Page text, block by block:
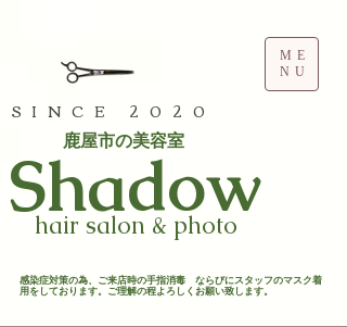
SINCE 2020
​Shadow
hair salon & photo
ME
NU
鹿屋市の美容室
​感染症対策の為、ご来店時の手指消毒 ならびにスタッフのマスク着
用をしております。ご理解の程よろしくお願い致します。​